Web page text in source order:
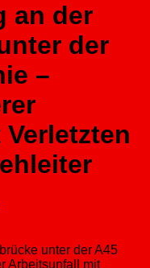
an der
der
–